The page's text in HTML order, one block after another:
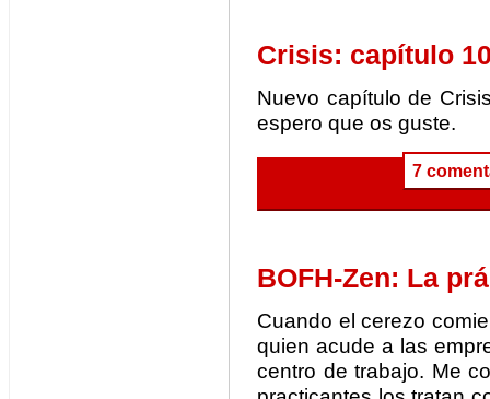
Crisis: capítulo
Nuevo capítulo de
espero que os guste.
7
BOFH-Zen: La
Cuando el cerezo
quien acude a las
centro de trabajo. Me